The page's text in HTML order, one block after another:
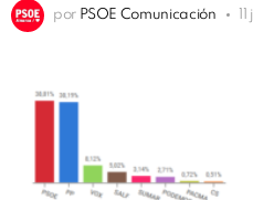
por PSOE Comunicación